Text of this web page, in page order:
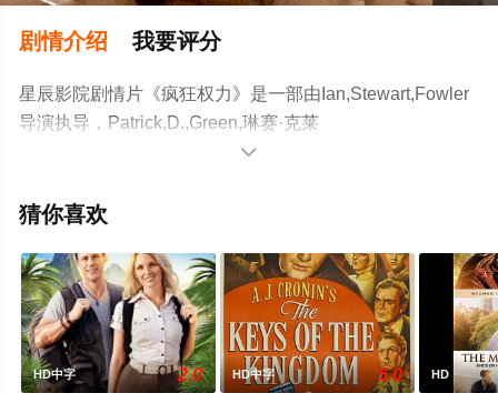
剧情介绍 我要评分
星辰影院剧情片《疯狂权力》是一部由Ian,Stewart,Fowler
导演执导，Patrick,D.,Green,琳赛·克莱
恩,Dennis,Fitzpatrick,迈克尔·德雷
影，手机免费观看高清未删减完整版电影大全就上星辰影
平台了解。

猜你喜欢
HD中字 2.0 HD中字 5.0 HD